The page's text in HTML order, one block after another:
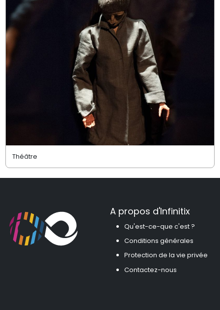
Théâtre
A propos d'Infinitix
Qu'est-ce-que c'est ?
Conditions générales
Protection de la vie privée
Contactez-nous